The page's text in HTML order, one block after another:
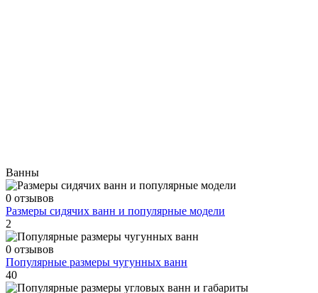
Ванны
0 отзывов
Размеры сидячих ванн и популярные модели
2
0 отзывов
Популярные размеры чугунных ванн
40